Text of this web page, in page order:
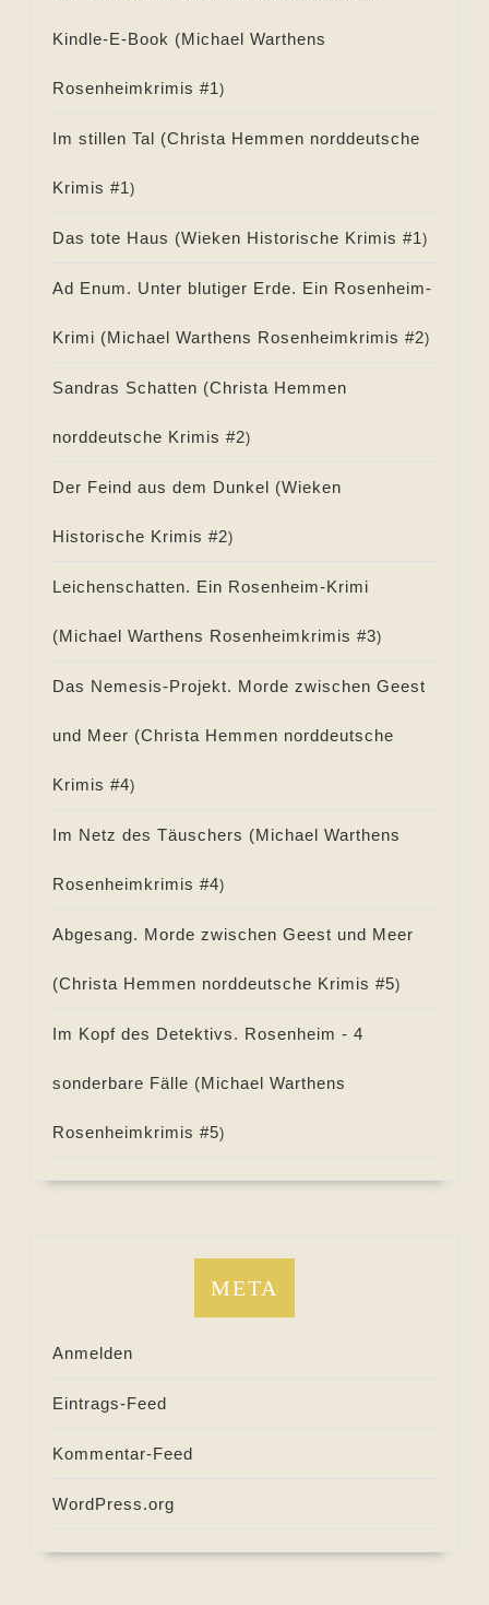
Kindle-E-Book (Michael Warthens
Rosenheimkrimis #1)
Im stillen Tal (Christa Hemmen norddeutsche
Krimis #1)
Das tote Haus (Wieken Historische Krimis #1)
Ad Enum. Unter blutiger Erde. Ein Rosenheim-
Krimi (Michael Warthens Rosenheimkrimis #2)
Sandras Schatten (Christa Hemmen
norddeutsche Krimis #2)
Der Feind aus dem Dunkel (Wieken
Historische Krimis #2)
Leichenschatten. Ein Rosenheim-Krimi
(Michael Warthens Rosenheimkrimis #3)
Das Nemesis-Projekt. Morde zwischen Geest
und Meer (Christa Hemmen norddeutsche
Krimis #4)
Im Netz des Täuschers (Michael Warthens
Rosenheimkrimis #4)
Abgesang. Morde zwischen Geest und Meer
(Christa Hemmen norddeutsche Krimis #5)
Im Kopf des Detektivs. Rosenheim - 4
sonderbare Fälle (Michael Warthens
Rosenheimkrimis #5)
META
Anmelden
Eintrags-Feed
Kommentar-Feed
WordPress.org